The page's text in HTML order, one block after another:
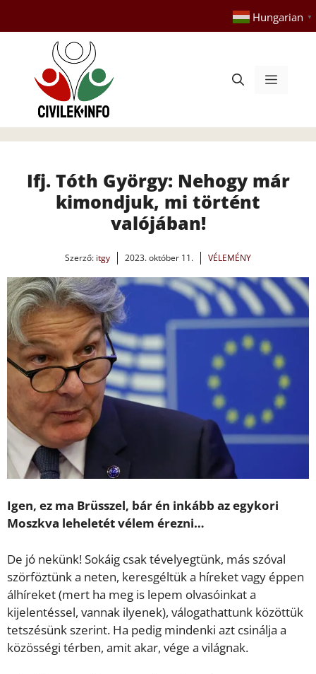
tartalomba
Hungarian ▼
Menü
Ifj. Tóth György: Nehogy már
kimondjuk, mi történt
valójában!
Szerző: itgy 2023. október 11. VÉLEMÉNY
Igen, ez ma Brüsszel, bár én inkább az egykori
Moszkva leheletét vélem érezni…
De jó nekünk! Sokáig csak tévelyegtünk, más szóval
szörföztünk a neten, keresgéltük a híreket vagy éppen
álhíreket (mert ha meg is lepem olvasóinkat a
kijelentéssel, vannak ilyenek), válogathattunk közöttük
tetszésünk szerint. Ha pedig mindenki azt csinálja a
közösségi térben, amit akar, vége a világnak.